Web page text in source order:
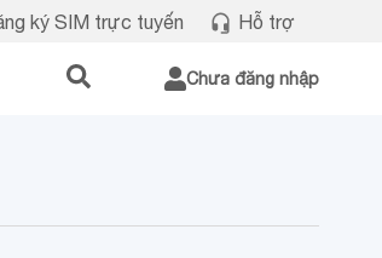
ký SIM trực tuyến Hỗ trợ
Chưa đăng nhập